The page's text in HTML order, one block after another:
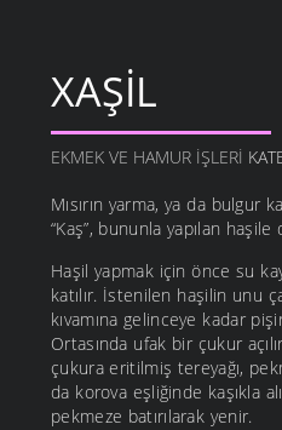
XAŞIL
EKMEK VE HAMUR İŞLERI
Mısırın yarma, ya da bulgur
“Kaş”, bununla yapılan haşile
Haşil yapmak için önce su
katılır. İstenilen haşilin unu
kıvamına gelinceye kadar
Ortasında ufak bir çukur
çukura eritilmiş tereyağı,
da korova eşliğinde kaşıkla
pekmeze batırılarak yenir.